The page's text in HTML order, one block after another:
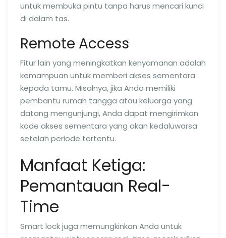
untuk membuka pintu tanpa harus mencari kunci
di dalam tas.
Remote Access
Fitur lain yang meningkatkan kenyamanan adalah
kemampuan untuk memberi akses sementara
kepada tamu. Misalnya, jika Anda memiliki
pembantu rumah tangga atau keluarga yang
datang mengunjungi, Anda dapat mengirimkan
kode akses sementara yang akan kedaluwarsa
setelah periode tertentu.
Manfaat Ketiga:
Pemantauan Real-
Time
Smart lock juga memungkinkan Anda untuk